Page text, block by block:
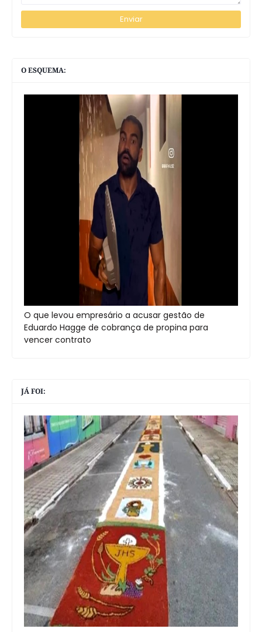
O ESQUEMA:
O que levou empresário a acusar gestão de
Eduardo Hagge de cobrança de propina para
vencer contrato
JÁ FOI: